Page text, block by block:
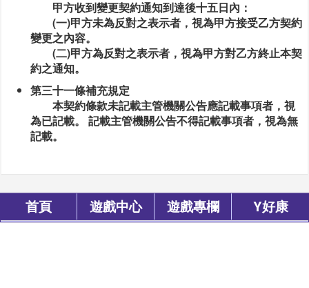
甲方收到變更契約通知到達後十五日內：
(一)甲方未為反對之表示者，視為甲方接受乙方契約
變更之內容。
(二)甲方為反對之表示者，視為甲方對乙方終止本契
約之通知。
第三十一條補充規定
本契約條款未記載主管機關公告應記載事項者，視
為已記載。 記載主管機關公告不得記載事項者，視為無
記載。
首頁 遊戲中心 遊戲專欄 Y好康